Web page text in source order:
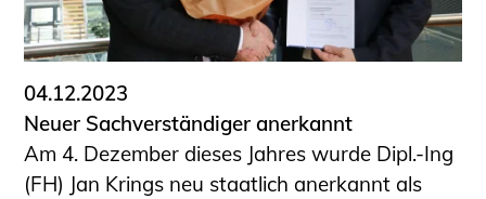
04.12.2023
Neuer Sachverständiger anerkannt
Am 4. Dezember dieses Jahres wurde Dipl.-Ing
(FH) Jan Krings neu staatlich anerkannt als